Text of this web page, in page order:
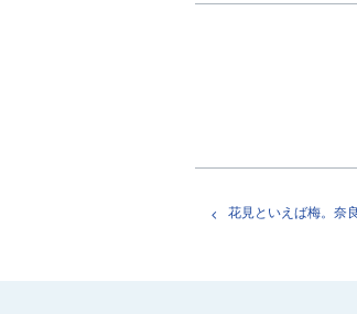
花見といえば梅。奈良時代から平安初